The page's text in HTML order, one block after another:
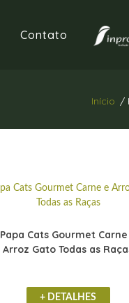
Contato
Início /
Papa Cats Gourmet
Arroz Gato Todas as
+ DETALHES